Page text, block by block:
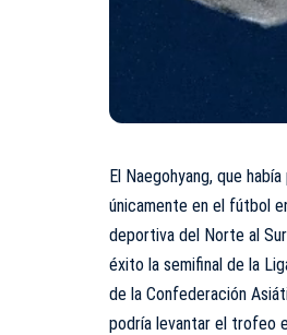
El Naegohyang, que
únicamente en el fútbol
deportiva del Norte al
éxito la semifinal de la
de la Confederación
podría levantar el trofeo